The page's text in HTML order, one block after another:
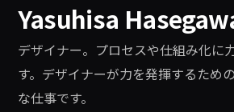
atlas.org/karten/
りますFantasy
Machine: Les peaux
[http://
v=NO0-1GKXZEA"
Yasuhisa
デザイナー。プロセスや仕組み化に
す。デザイナーが力を発揮するため
な仕事です。